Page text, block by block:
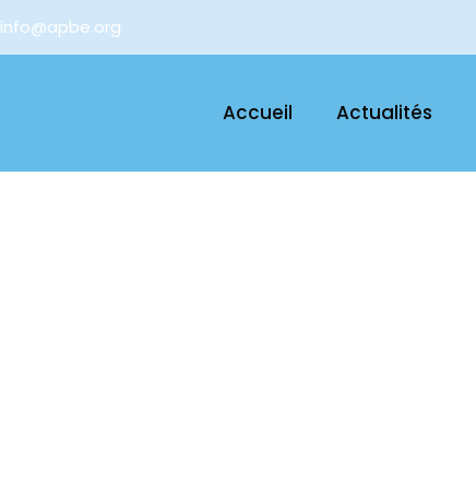
info@apbe.org
Accueil Actualités